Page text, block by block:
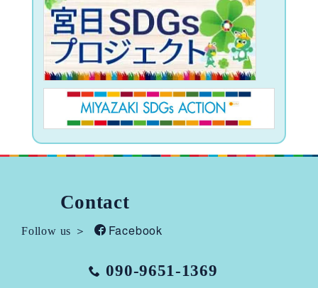
Contact
Follow us ＞ Facebook
090-9651-1369